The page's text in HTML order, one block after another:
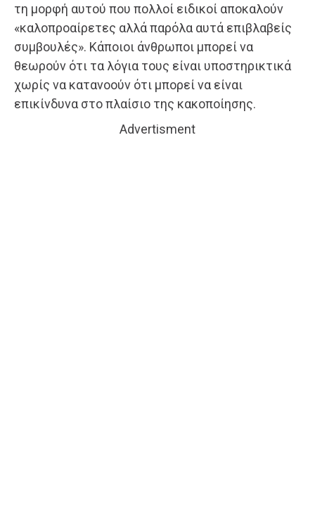
τη μορφή αυτού που πολλοί ειδικοί αποκαλούν
«καλοπροαίρετες αλλά παρόλα αυτά επιβλαβείς
συμβουλές». Κάποιοι άνθρωποι μπορεί να
θεωρούν ότι τα λόγια τους είναι υποστηρικτικά
χωρίς να κατανοούν ότι μπορεί να είναι
επικίνδυνα στο πλαίσιο της κακοποίησης.
Advertisment